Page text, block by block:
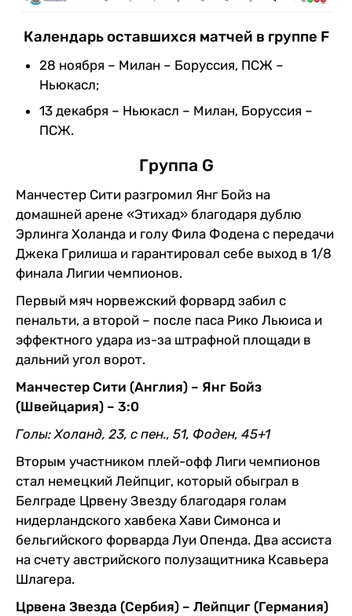
Календарь оставшихся матчей в группе F
28 ноября – Милан – Боруссия, ПСЖ –
Ньюкасл;
13 декабря – Ньюкасл – Милан, Боруссия –
ПСЖ.
Группа G
Манчестер Сити разгромил Янг Бойз на
домашней арене «Этихад» благодаря дублю
Эрлинга Холанда и голу Фила Фодена с передачи
Джека Грилиша и гарантировал себе выход в 1/8
финала Лигии чемпионов.
Первый мяч норвежский форвард забил с
пенальти, а второй – после паса Рико Льюиса и
эффектного удара из-за штрафной площади в
дальний угол ворот.
Манчестер Сити (Англия) – Янг Бойз
(Швейцария) – 3:0
Голы: Холанд, 23, с пен., 51, Фоден, 45+1
Вторым участником плей-офф Лиги чемпионов
стал немецкий Лейпциг, который обыграл в
Белграде Црвену Звезду благодаря голам
нидерландского хавбека Хави Симонса и
бельгийского форварда Луи Опенда. Два ассиста
на счету австрийского полузащитника Ксавьера
Шлагера.
Црвена Звезда (Сербия) – Лейпциг (Германия)